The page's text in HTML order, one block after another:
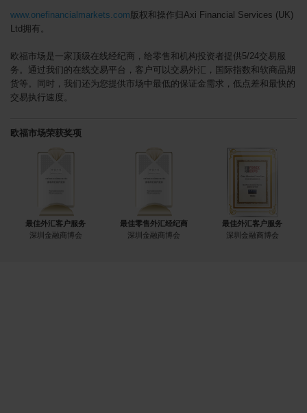
www.onefinancialmarkets.com 版权和操作归Axi Financial Services (UK)
Ltd拥有。
欧福市场是一家顶级在线经纪商，给零售和机构投资者提供5/24交易服
务。通过我们的在线交易平台，客户可以交易外汇，国际指数和软商品期
货等。同时，我们还为您提供市场中最低的保证金需求，低点差和最快的
交易执行速度。
欧福市场荣获奖项
最佳外汇客户服务
深圳金融商博会
最佳零售外汇经纪商
深圳金融商博会
最佳外汇客户服务
深圳金融商博会